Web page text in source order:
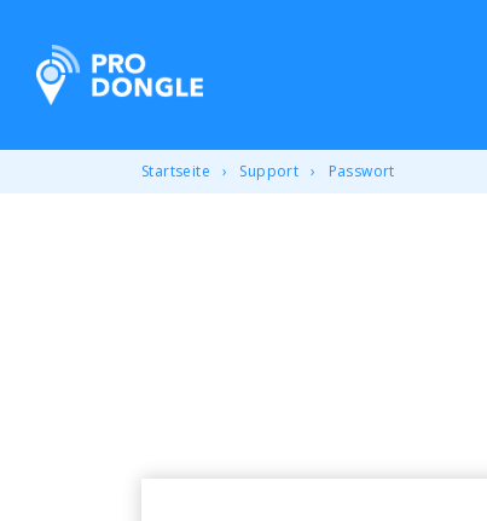
ProDongle Track & Trace
Startseite Support Passwort